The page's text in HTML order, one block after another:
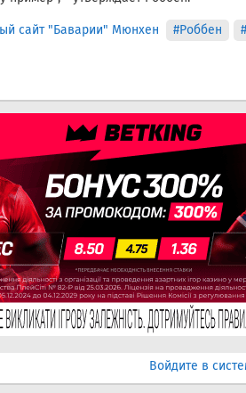
сайт "Баварии" Мюнхен #Роббен
Войдите в